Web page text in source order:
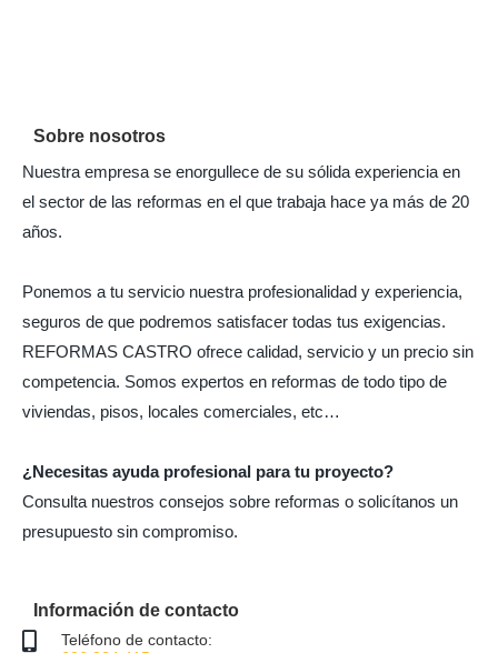
Sobre nosotros
Nuestra empresa se enorgullece de su sólida experiencia en
el sector de las reformas en el que trabaja hace ya más de 20
años.
Ponemos a tu servicio nuestra profesionalidad y experiencia,
seguros de que podremos satisfacer todas tus exigencias.
REFORMAS CASTRO ofrece calidad, servicio y un precio sin
competencia. Somos expertos en reformas de todo tipo de
viviendas, pisos, locales comerciales, etc…
¿Necesitas ayuda profesional para tu proyecto?
Consulta nuestros consejos sobre reformas o solicítanos un
presupuesto sin compromiso.
Información de contacto
Teléfono de contacto: